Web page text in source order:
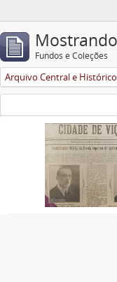
Fundos e Coleções
Arquivo Central e